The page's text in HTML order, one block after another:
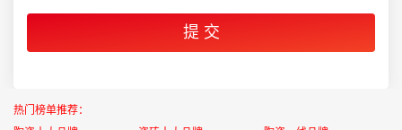
热门榜单推荐：